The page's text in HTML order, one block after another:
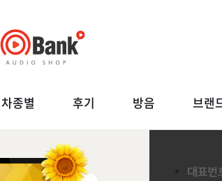
차종별 후기 방음 브랜